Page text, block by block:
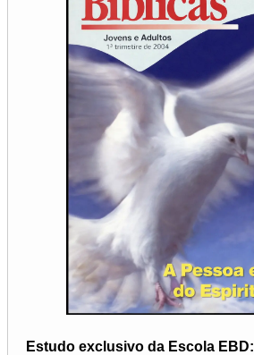
Estudo exclusivo da Escola EBD: